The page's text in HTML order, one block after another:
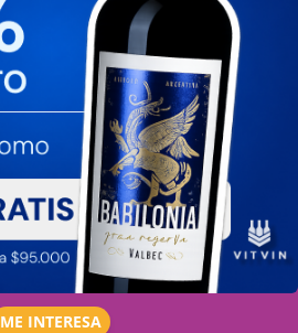
ME INTERESA